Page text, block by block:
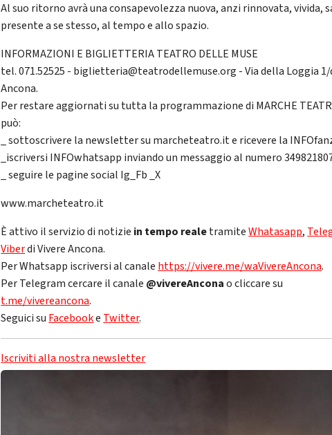
Al suo ritorno avrà una consapevolezza nuova, anzi rinnovata, vivida,
presente a se stesso, al tempo e allo spazio.
INFORMAZIONI E BIGLIETTERIA TEATRO DELLE MUSE
tel. 071.52525 - biglietteria@teatrodellemuse.org - Via della Loggia 1/
Ancona.
Per restare aggiornati su tutta la programmazione di MARCHE
può:
_ sottoscrivere la newsletter su marcheteatro.it e ricevere la
_iscriversi INFOwhatsapp inviando un messaggio al numero
_ seguire le pagine social Ig_Fb _X
www.marcheteatro.it
È attivo il servizio di notizie in tempo realetramiteWhatasapp,
Viberdi Vivere Ancona.
Per Whatsapp iscriversi al canale https://vivere.me/waVivereAncona.
Per Telegram cercare il canale @vivereAnconao cliccare su
t.me/vivereancona.
Seguici su Facebooke Twitter.
Iscriviti alla nostra newsletter